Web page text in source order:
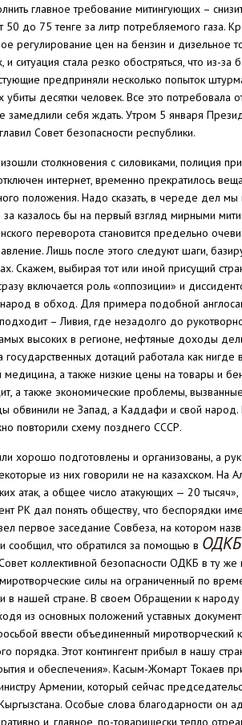
главное требование митингующих –
50 до 75 тенге за литр потребляемого газа.
регулирование цен на бензин и дизельное
и ситуация стала резко обостряться, что из-
предприняли несколько попыток
десятки человек. Все это потребовала
себя ждать. Утром 5 января
Совет безопасности республики.
столкновения с силовиками, полиция
интернет, временно прекратилось
положения. Надо сказать, в череде дел
казалось бы на первый взгляд мирными
переворота становится предельно
Лишь после этого следуют шаги,
Скажем, выбирая тот или иной присущий
включается роль «оппозиции» и
в обход. Для примера подобной
– Ливия, где незадолго до
высоких в регионе, нефтяные доходы
государственных дотаций работала как
медицина, а также низкие цены на товары и
а также экономические проблемы,
обвинили не Запад, а Каддафи и свой
повторили схему позднего СССР.
хорошо подготовлены и организованы, а
из них говорили не на казахском.
атак, а общее число атакующих — 20
РК дал понять обществу, что беспорядки
первое заседание Совбеза, на котором
и сообщил, что обратился за помощью в ОДКБ
коллективной безопасности ОДКБ в ту
силы на ограниченный по
в нашей стране. В своем Обращении к народу
из основных положений уставных
ввести объединенный миротворческий
порядка. Этот контингент прибыл в нашу
и обеспечения». Касым-Жомарт Токаев
Армении, который сейчас
Особые слова благодарности он
и, главное, по-товарищески тепло